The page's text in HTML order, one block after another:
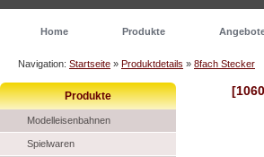
Home Produkte
Navigation: Startseite » Produktdetails » 8fach Stecker
Produkte
Modelleisenbahnen
Spielwaren